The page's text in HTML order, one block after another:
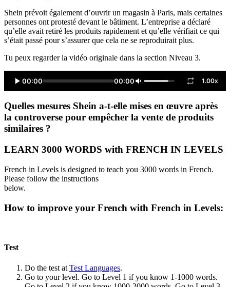
Shein prévoit également d’ouvrir un magasin à Paris, mais certaines
personnes ont protesté devant le bâtiment. L’entreprise a déclaré
qu’elle avait retiré les produits rapidement et qu’elle vérifiait ce qui
s’était passé pour s’assurer que cela ne se reproduirait plus.
Tu peux regarder la vidéo originale dans la section Niveau 3.
00:00 00:00 1.00x
Quelles mesures Shein a-t-elle mises en œuvre après
la controverse pour empêcher la vente de produits
similaires ?
LEARN 3000 WORDS with FRENCH IN LEVELS
French in Levels is designed to teach you 3000 words in French.
Please follow the instructions
below.
How to improve your French with French in Levels:
Test
Do the test at Test Languages.
Go to your level. Go to Level 1 if you know 1-1000 words.